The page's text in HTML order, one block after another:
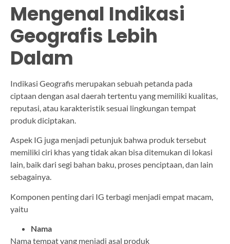
Mengenal Indikasi
Geografis Lebih
Dalam
Indikasi Geografis merupakan sebuah petanda pada
ciptaan dengan asal daerah tertentu yang memiliki kualitas,
reputasi, atau karakteristik sesuai lingkungan tempat
produk diciptakan.
Aspek IG juga menjadi petunjuk bahwa produk tersebut
memiliki ciri khas yang tidak akan bisa ditemukan di lokasi
lain, baik dari segi bahan baku, proses penciptaan, dan lain
sebagainya.
Komponen penting dari IG terbagi menjadi empat macam,
yaitu
Nama
Nama tempat yang menjadi asal produk